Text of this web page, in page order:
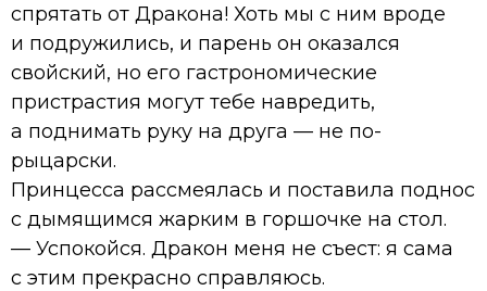
спрятать от Дракона! Хоть мы с ним вроде
и подружились, и парень он оказался
свойский, но его гастрономические
пристрастия могут тебе навредить,
а поднимать руку на друга — не по-
рыцарски.
Принцесса рассмеялась и поставила поднос
с дымящимся жарким в горшочке на стол.
— Успокойся. Дракон меня не съест: я сама
с этим прекрасно справляюсь.